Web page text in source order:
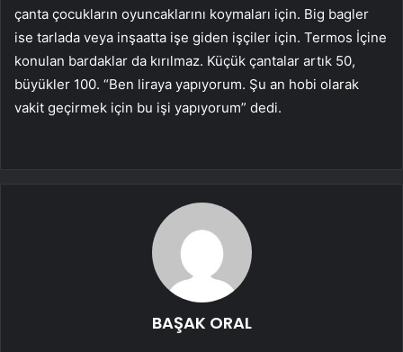
çanta çocukların oyuncaklarını koymaları için. Big bagler
ise tarlada veya inşaatta işe giden işçiler için. Termos İçine
konulan bardaklar da kırılmaz. Küçük çantalar artık 50,
büyükler 100. “Ben liraya yapıyorum. Şu an hobi olarak
vakit geçirmek için bu işi yapıyorum” dedi.
BAŞAK ORAL